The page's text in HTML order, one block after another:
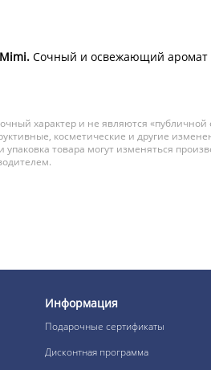
Сочный и освежающий аромат
характер и не являются «публичной
косметические и другие
товара могут изменяться
Информация
Подарочные сертификаты
Дисконтная программа